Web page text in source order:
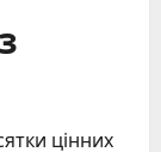
цінних